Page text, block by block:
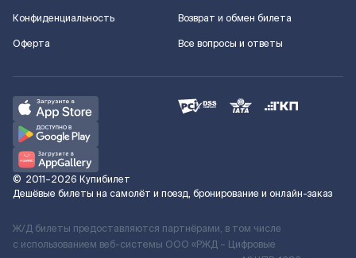
Конфиденциальность
Оферта
Возврат и обмен билета
Все вопросы и ответы
© 2011–2026 Купибилет
Дешёвые билеты на самолёт и поезд, бронирование и онлайн-заказ
Ж/Д билеты предоставляются партнёрами, в том числе
с использованием веб-системы ООО «РЖД – Цифровые